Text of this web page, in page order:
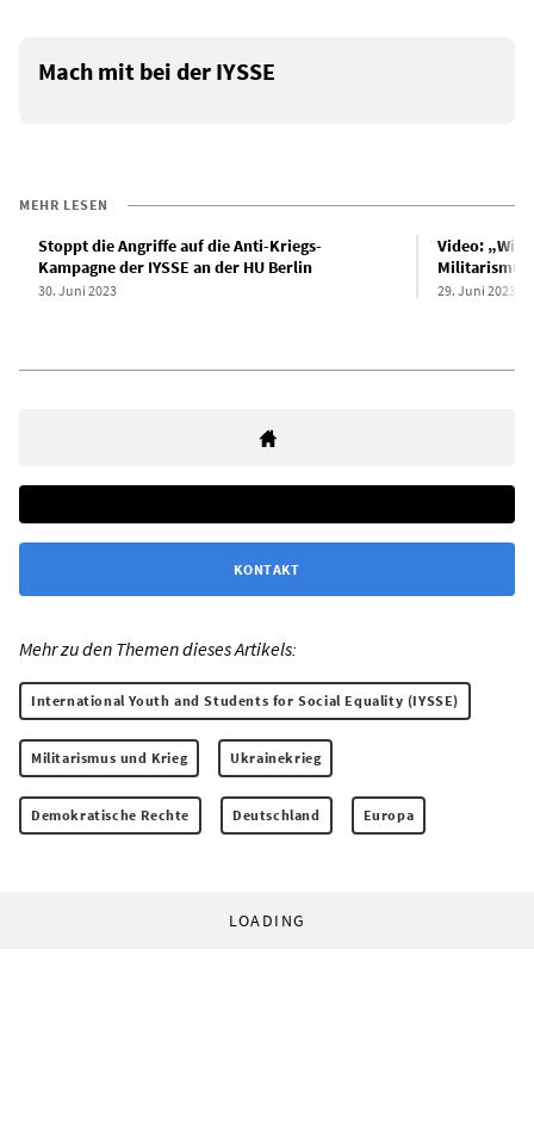
Mach mit bei der IYSSE
MEHR LESEN
Stoppt die Angriffe auf die Anti-Kriegs-
Kampagne der IYSSE an der HU Berlin
30. Juni 2023
Video: „Wie
Militarismus
29. Juni 2023
KONTAKT
Mehr zu den Themen dieses Artikels:
International Youth and Students for Social Equality (IYSSE)
Militarismus und Krieg Ukrainekrieg
Demokratische Rechte Deutschland Europa
LOADING